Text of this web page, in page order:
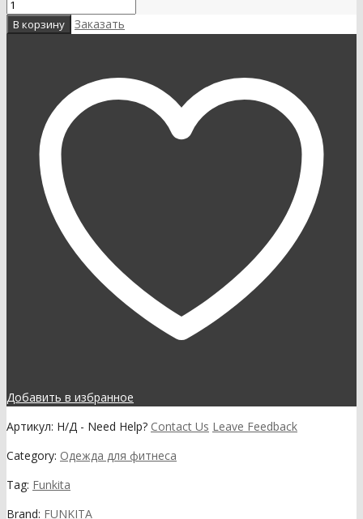
В корзину Заказать
Добавить в избранное
Артикул: Н/Д - Need Help? Contact Us Leave Feedback
Category: Одежда для фитнеса
Tag: Funkita
Brand: FUNKITA